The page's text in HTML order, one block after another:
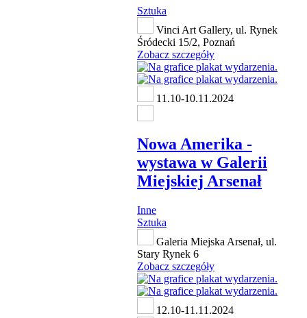
Sztuka
Vinci Art Gallery, ul. Rynek
Śródecki 15/2, Poznań
Zobacz szczegóły
11.10-10.11.2024
Nowa Amerika -
wystawa w Galerii
Miejskiej Arsenał
Inne
Sztuka
Galeria Miejska Arsenał, ul.
Stary Rynek 6
Zobacz szczegóły
12.10-11.11.2024